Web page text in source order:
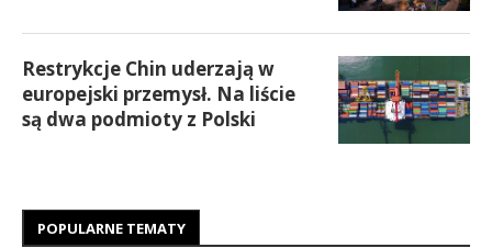
Restrykcje Chin uderzają w
europejski przemysł. Na liście
są dwa podmioty z Polski
POPULARNE TEMATY